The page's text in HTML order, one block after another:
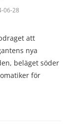
06-28
att
nya
beläget söder
för